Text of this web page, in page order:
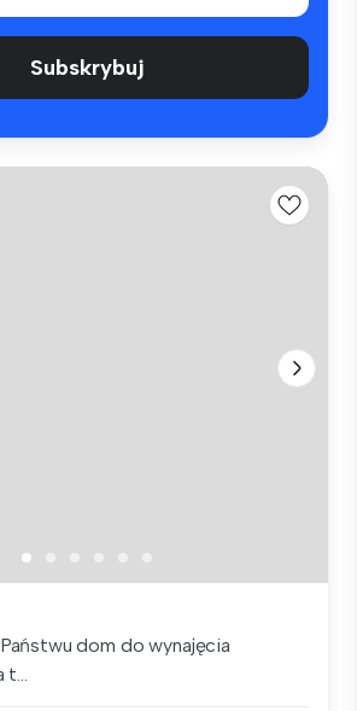
Subskrybuj
dom do wynajęcia
t...